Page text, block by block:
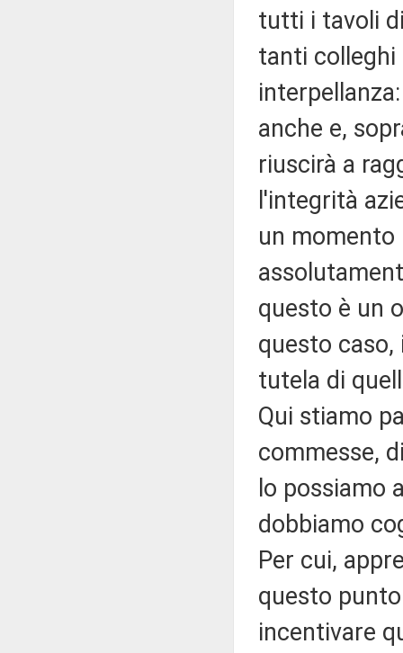
tutti i tavoli
tanti
anche e,
riuscirà a
l'integrità
un momento
questo è un
questo
tutela di
Qui stiamo
commesse,
lo possiamo
dobbiamo
Per cui,
questo
incentivare